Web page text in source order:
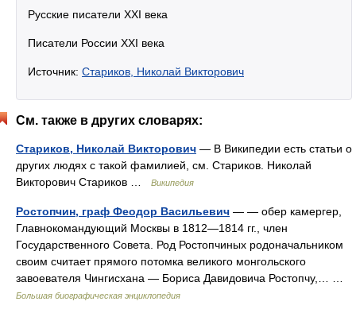
Русские писатели XXI века
Писатели России XXI века
Источник: Стариков, Николай Викторович
См. также в других словарях:
Стариков, Николай Викторович — В Википедии есть статьи о
других людях с такой фамилией, см. Стариков. Николай
Викторович Стариков …
Википедия
Ростопчин, граф Феодор Васильевич — — обер камергер,
Главнокомандующий Москвы в 1812—1814 гг., член
Государственного Совета. Род Ростопчиных родоначальником
своим считает прямого потомка великого монгольского
завоевателя Чингисхана — Бориса Давидовича Ростопчу,… …
Большая биографическая энциклопедия